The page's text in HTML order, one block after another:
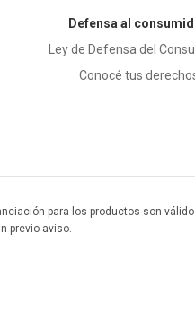
Defensa al
Ley de Defensa del
Conocé tus
para los productos son
previo aviso.